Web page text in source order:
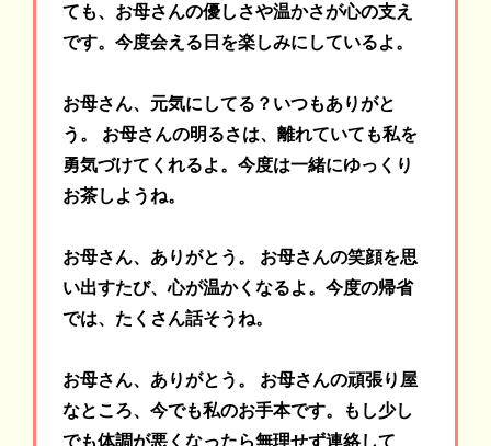
ても、お母さんの優しさや温かさが心の支え
です。今度会える日を楽しみにしているよ。
お母さん、元気にしてる？いつもありがと
う。 お母さんの明るさは、離れていても私を
勇気づけてくれるよ。今度は一緒にゆっくり
お茶しようね。
お母さん、ありがとう。 お母さんの笑顔を思
い出すたび、心が温かくなるよ。今度の帰省
では、たくさん話そうね。
お母さん、ありがとう。 お母さんの頑張り屋
なところ、今でも私のお手本です。もし少し
でも体調が悪くなったら無理せず連絡して